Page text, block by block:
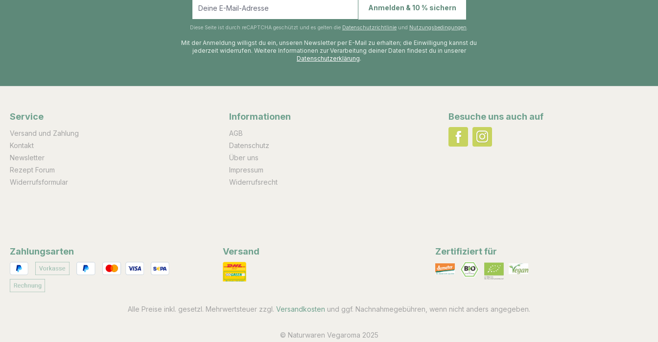
Anmelden & 10 % sichern
Diese Seite ist durch reCAPTCHA geschützt und es gelten die Datenschutzrichtlinie und Nutzungsbedingungen.
Mit der Anmeldung willigst du ein, unseren Newsletter per E-Mail zu erhalten; die Einwilligung kannst du
jederzeit widerrufen. Weitere Informationen zur Verarbeitung deiner Daten findest du in unserer
Datenschutzerklärung.
Service
Versand und Zahlung
Kontakt
Newsletter
Rezept Forum
Widerrufsformular
Informationen
AGB
Datenschutz
Über uns
Impressum
Widerrufsrecht
Besuche uns auch auf
Zahlungsarten Versand Zertifiziert für
Alle Preise inkl. gesetzl. Mehrwertsteuer zzgl. Versandkosten und ggf. Nachnahmegebühren, wenn nicht anders angegeben.
© Naturwaren Vegaroma 2025